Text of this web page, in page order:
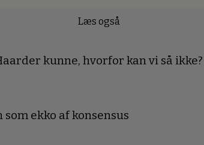
Læs også
kunne, hvorfor kan vi så ikke?
som ekko af konsensus